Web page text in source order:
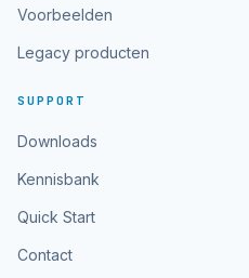
Voorbeelden
Legacy producten
SUPPORT
Downloads
Kennisbank
Quick Start
Contact